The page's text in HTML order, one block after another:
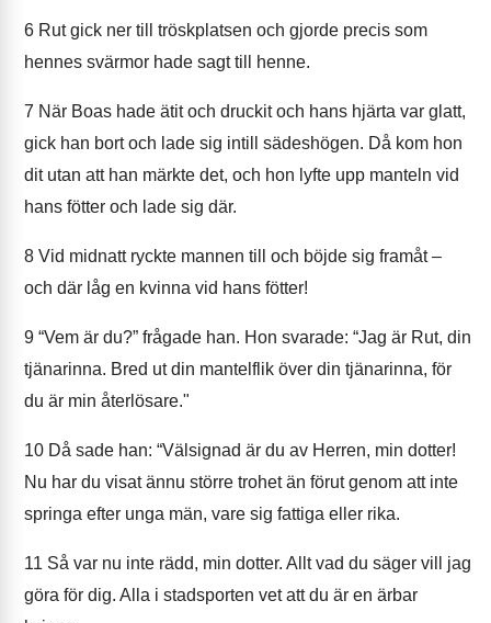
6 Rut gick ner till tröskplatsen och gjorde precis som
hennes svärmor hade sagt till henne.
7 När Boas hade ätit och druckit och hans hjärta var glatt,
gick han bort och lade sig intill sädeshögen. Då kom hon
dit utan att han märkte det, och hon lyfte upp manteln vid
hans fötter och lade sig där.
8 Vid midnatt ryckte mannen till och böjde sig framåt –
och där låg en kvinna vid hans fötter!
9 “Vem är du?” frågade han. Hon svarade: “Jag är Rut, din
tjänarinna. Bred ut din mantelflik över din tjänarinna, för
du är min återlösare."
10 Då sade han: “Välsignad är du av Herren, min dotter!
Nu har du visat ännu större trohet än förut genom att inte
springa efter unga män, vare sig fattiga eller rika.
11 Så var nu inte rädd, min dotter. Allt vad du säger vill jag
göra för dig. Alla i stadsporten vet att du är en ärbar